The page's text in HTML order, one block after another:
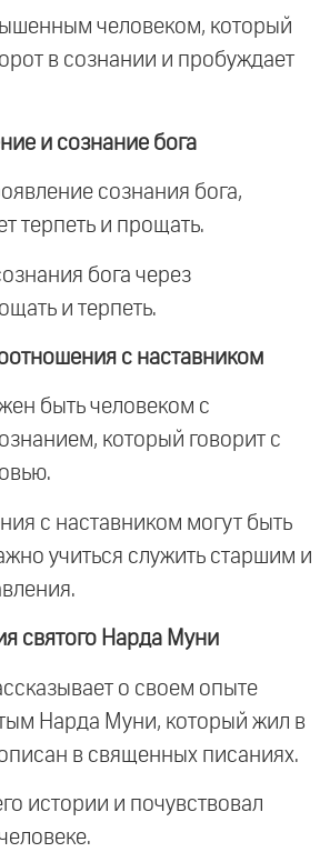
человеком, который
в сознании и пробуждает
и сознание бога
сознания бога,
терпеть и прощать.
бога через
и терпеть.
с наставником
быть человеком с
который говорит с
с наставником могут быть
учиться служить старшим и
святого Нарда Муни
о своем опыте
Нарда Муни, который жил в
в священных писаниях.
истории и почувствовал